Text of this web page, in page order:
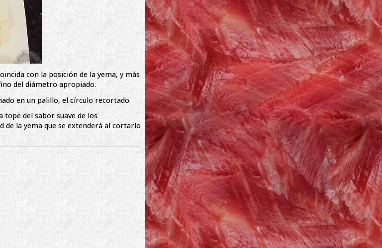
con la posición de la yema, y más
del diámetro apropiado.
en un palillo, el círculo recortado.
del sabor suave de los
la yema que se extenderá al cortarlo